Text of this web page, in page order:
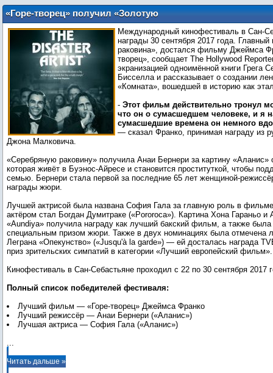
«Горе-творец» получил «Золотую
раковину» фестиваля в Сан-Себастьяне
Международный кинофестиваль в Сан-
награды 30 сентября 2017 года. Главный
раковина», достался фильму Джеймса
творец», сообщает The Hollywood
экранизацией одноимённой книги Грега
Бисселла и рассказывает о создании
«Комната», вошедшей в историю как
- Этот фильм действительно тронул
что он о сумасшедшем человеке, и я
сумасшедшие времена он немного
— сказал Франко, принимая награду из
Джона Малковича.
«Серебряную раковину» получила Анаи Бернери за картину
которая живёт в Буэнос-Айресе и становится проституткой, чтобы
семью. Бернери стала первой за последние 65 лет женщиной-
награды жюри.
Лучшей актрисой была названа София Гала за главную роль в
актёром стал Богдан Думитраке («Pororoca»). Картина Хона Гараньо и
«Aundiya» получила награду как лучший бакский фильм, а также была
специальным призом жюри. Также в двух номинациях была отмечена
Леграна «Опекунство» («Jusqu'à la garde») — ей досталась награда
приз зрительских симпатий в категории «Лучший европейский фильм».
Кинофестиваль в Сан-Себастьяне проходил с 22 по 30 сентября 2017
Полный список победителей фестиваля:
Лучший фильм — «Горе-творец» Джеймса Франко
Лучший режиссёр — Анаи Бернери («Аланис»)
...
Читать дальше »